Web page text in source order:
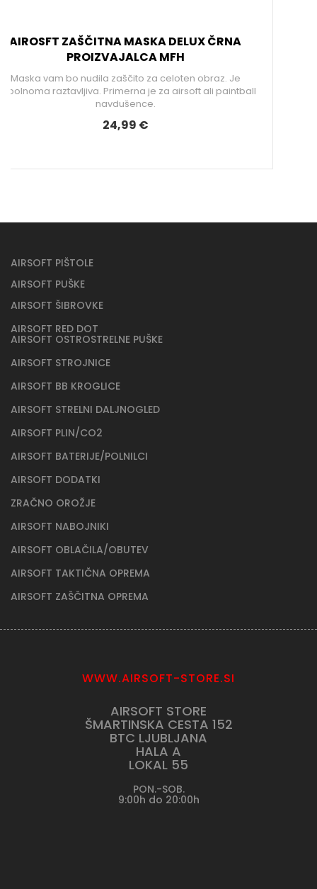
AIRSOFT PIŠTOLE
AIRSOFT PUŠKE
AIRSOFT ŠIBROVKE
AIRSOFT RED DOT
AIRSOFT OSTROSTRELNE PUŠKE
AIRSOFT STROJNICE
AIRSOFT BB KROGLICE
AIRSOFT STRELNI DALJNOGLED
AIRSOFT PLIN/CO2
AIRSOFT BATERIJE/POLNILCI
AIRSOFT DODATKI
ZRAČNO OROŽJE
AIRSOFT NABOJNIKI
AIRSOFT OBLAČILA/OBUTEV
AIRSOFT TAKTIČNA OPREMA
AIRSOFT ZAŠČITNA OPREMA
WWW.AIRSOFT-STORE.SI
AIRSOFT STORE
ŠMARTINSKA CESTA 152
BTC LJUBLJANA
HALA A
LOKAL 55
PON.-SOB.
9:00h do 20:00h